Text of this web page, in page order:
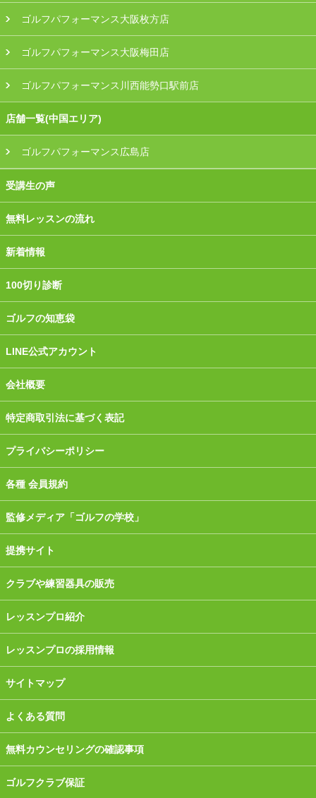
ゴルフパフォーマンス大阪枚方店
ゴルフパフォーマンス大阪梅田店
ゴルフパフォーマンス川西能勢口駅前店
店舗一覧(中国エリア)
ゴルフパフォーマンス広島店
受講生の声
無料レッスンの流れ
新着情報
100切り診断
ゴルフの知恵袋
LINE公式アカウント
会社概要
特定商取引法に基づく表記
プライバシーポリシー
各種 会員規約
監修メディア「ゴルフの学校」
提携サイト
クラブや練習器具の販売
レッスンプロ紹介
レッスンプロの採用情報
サイトマップ
よくある質問
無料カウンセリングの確認事項
ゴルフクラブ保証